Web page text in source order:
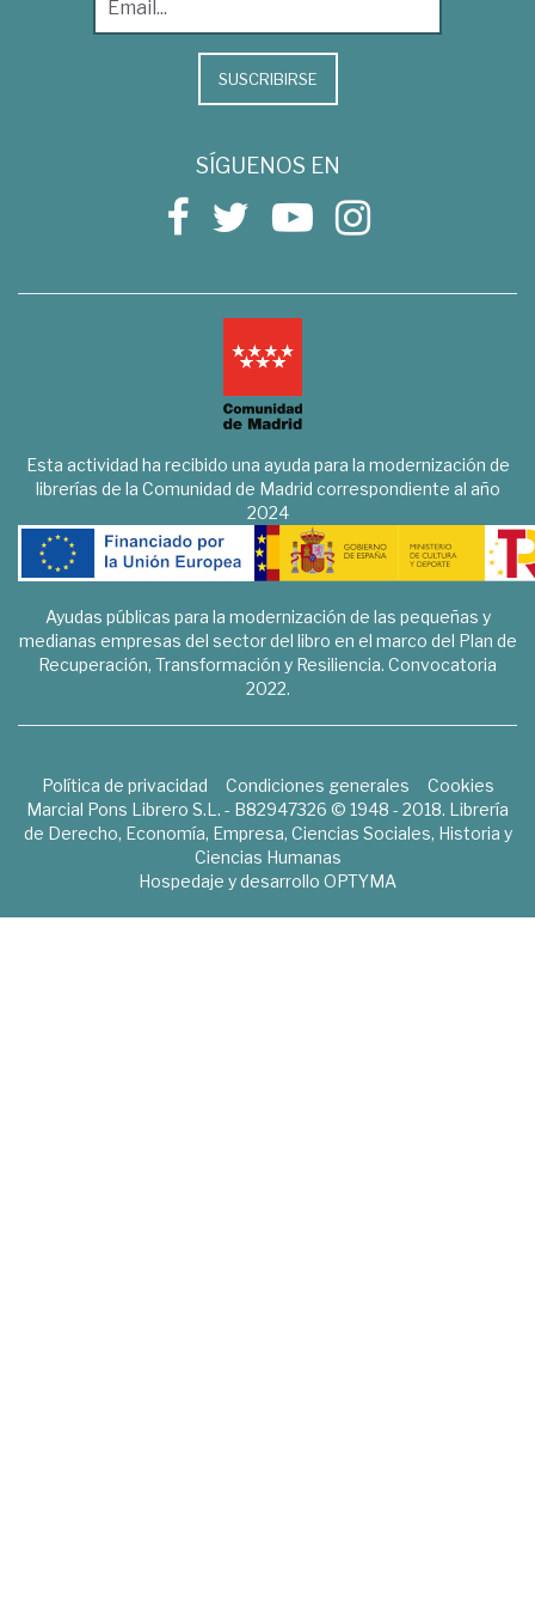
SUSCRIBIRSE
SÍGUENOS EN
Esta actividad ha recibido una ayuda para la modernización de
librerías de la Comunidad de Madrid correspondiente al año
2024
Ayudas públicas para la modernización de las pequeñas y
medianas empresas del sector del libro en el marco del Plan de
Recuperación, Transformación y Resiliencia. Convocatoria
2022.
Política de privacidad Condiciones generales
Cookies
Marcial Pons Librero S.L. - B82947326 © 1948 - 2018. Librería
de Derecho, Economía, Empresa, Ciencias Sociales, Historia y
Ciencias Humanas
Hospedaje y desarrollo OPTYMA